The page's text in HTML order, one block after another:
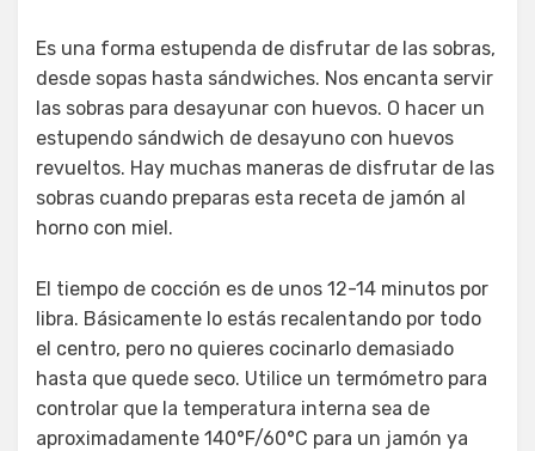
Es una forma estupenda de disfrutar de las sobras,
desde sopas hasta sándwiches. Nos encanta servir
las sobras para desayunar con huevos. O hacer un
estupendo sándwich de desayuno con huevos
revueltos. Hay muchas maneras de disfrutar de las
sobras cuando preparas esta receta de jamón al
horno con miel.
El tiempo de cocción es de unos 12-14 minutos por
libra. Básicamente lo estás recalentando por todo
el centro, pero no quieres cocinarlo demasiado
hasta que quede seco. Utilice un termómetro para
controlar que la temperatura interna sea de
aproximadamente 140°F/60°C para un jamón ya